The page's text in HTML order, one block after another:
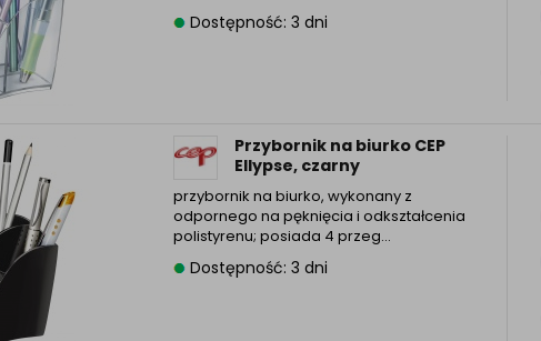
Dostępność: 3 dni
Przybornik na biurko CEP
Ellypse, czarny
przybornik na biurko, wykonany z
odpornego na pęknięcia i odkształcenia
polistyrenu; posiada 4 przeg...
Dostępność: 3 dni